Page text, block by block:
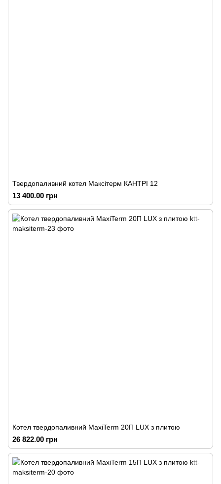
Твердопаливний котел Максітерм КАНТРІ 12
13 400.00 грн
Котел твердопаливний MaxiTerm 20П LUX з плитою
26 822.00 грн